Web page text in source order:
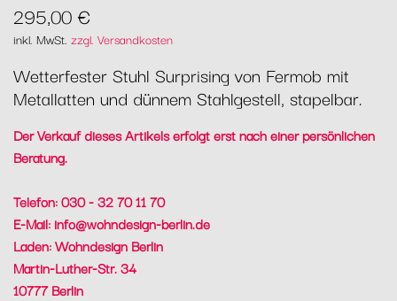
295,00 €
inkl. MwSt. zzgl. Versandkosten
Wetterfester Stuhl Surprising von Fermob mit
Metallatten und dünnem Stahlgestell, stapelbar.
Der Verkauf dieses Artikels erfolgt erst nach einer persönlichen
Beratung.
Telefon: 030 - 32 70 11 70
E-Mail: info@wohndesign-berlin.de
Laden: Wohndesign Berlin
Martin-Luther-Str. 34
10777 Berlin